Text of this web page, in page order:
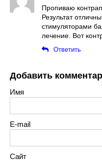
Пропиваю
Результат
стимуляторами
лечение. Вот
Ответить
Добавить
Имя
E-mail
Сайт